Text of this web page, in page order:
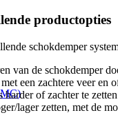
productopties
schokdemper
van de schokdemper
een zachtere veer en
of zachter te
lager zetten, met de